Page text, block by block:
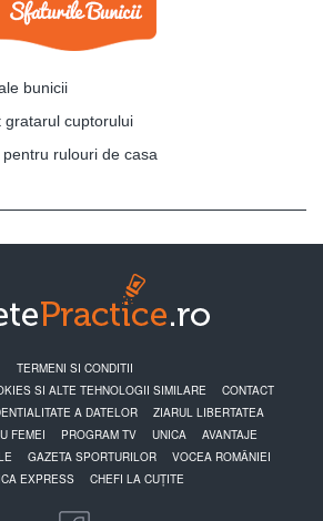
bunicii
gratarul cuptorului
rulouri de casa
TERMENI SI CONDITII
SI ALTE TEHNOLOGII SIMILARE
CONTACT
A DATELOR
ZIARUL LIBERTATEA
FEMEI
PROGRAM TV UNICA
AVANTAJE
GAZETA SPORTURILOR
VOCEA ROMÂNIEI
EXPRESS
CHEFI LA CUȚITE